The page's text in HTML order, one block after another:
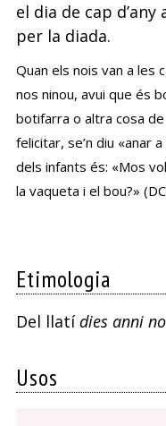
el dia de cap
per la diada.
Quan els nois van a les
nos ninou, avui que és
botifarra o altra cosa de
felicitar, se’n diu «anar
dels infants és: «Mos
la vaqueta i el bou?»
Etimologia
Del llatídies anni
Usos